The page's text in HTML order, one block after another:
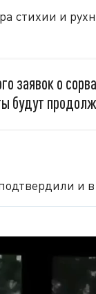
стихии и
заявок о
будут
и